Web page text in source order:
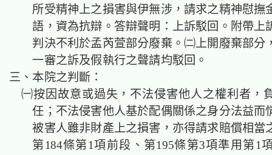
所受精神上之損害與伊無涉，請求之精神慰撫
語，資為抗辯。答辯聲明：上訴駁回。附帶上
判決不利於孟芮萱部分廢棄。㈡上開廢棄部分
一審之訴及假執行之聲請均駁回。
三、本院之判斷：
㈠按因故意或過失，不法侵害他人之權利者，
任 ； 不法侵害他人基於配偶關係之身分法益而
被害人雖非財產上之損害，亦得請求賠償相當
第184條第1項前段、第195條第3項準用第1